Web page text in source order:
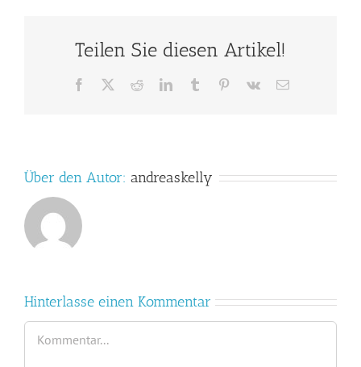
Teilen Sie diesen Artikel!
Facebook RedditLinkedInTumblr Pinterest
Vk
E-
Über den Autor: andreaskelly
Hinterlasse einen Kommentar
Kommentar